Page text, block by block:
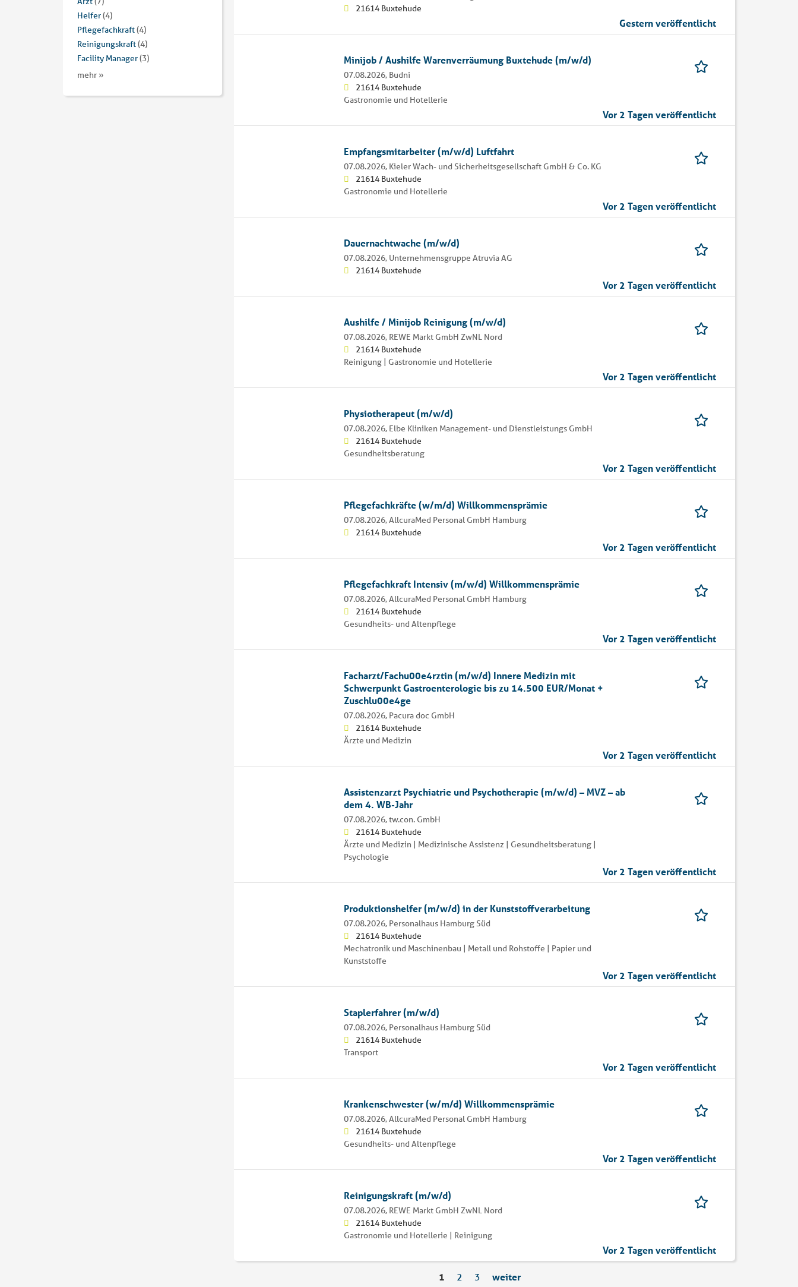
21614 Buxtehude
Gestern veröffentlicht
Minijob / Aushilfe Warenverräumung Buxtehude (m/w/d)
07.08.2026, Budni
21614 Buxtehude
Gastronomie und Hotellerie
Vor 2 Tagen veröffentlicht
Empfangsmitarbeiter (m/w/d) Luftfahrt
07.08.2026, Kieler Wach- und Sicherheitsgesellschaft GmbH & Co. KG
21614 Buxtehude
Gastronomie und Hotellerie
Vor 2 Tagen veröffentlicht
Dauernachtwache (m/w/d)
07.08.2026, Unternehmensgruppe Atruvia AG
21614 Buxtehude
Vor 2 Tagen veröffentlicht
Aushilfe / Minijob Reinigung (m/w/d)
07.08.2026, REWE Markt GmbH ZwNL Nord
21614 Buxtehude
Reinigung | Gastronomie und Hotellerie
Vor 2 Tagen veröffentlicht
Physiotherapeut (m/w/d)
07.08.2026, Elbe Kliniken Management- und Dienstleistungs GmbH
21614 Buxtehude
Gesundheitsberatung
Vor 2 Tagen veröffentlicht
Pflegefachkräfte (w/m/d) Willkommensprämie
07.08.2026,AllcuraMed Personal GmbH Hamburg
21614 Buxtehude
Vor 2 Tagen veröffentlicht
Pflegefachkraft Intensiv (m/w/d) Willkommensprämie
07.08.2026,AllcuraMed Personal GmbH Hamburg
21614 Buxtehude
Gesundheits- und Altenpflege
Vor 2 Tagen veröffentlicht
Facharzt/Fachu00e4rztin (m/w/d) Innere Medizin mit
Schwerpunkt Gastroenterologie bis zu 14.500 EUR/Monat +
Zuschlu00e4ge
07.08.2026, Pacura doc GmbH
21614 Buxtehude
Ärzte und Medizin
Vor 2 Tagen veröffentlicht
Assistenzarzt Psychiatrie und Psychotherapie (m/w/d) – MVZ – ab
dem 4. WB-Jahr
07.08.2026,tw.con. GmbH
21614 Buxtehude
Ärzte und Medizin | Medizinische Assistenz | Gesundheitsberatung |
Psychologie
Vor 2 Tagen veröffentlicht
Produktionshelfer (m/w/d) in der Kunststoffverarbeitung
07.08.2026, Personalhaus Hamburg Süd
21614 Buxtehude
Mechatronik und Maschinenbau | Metall und Rohstoffe | Papier und
Kunststoffe
Vor 2 Tagen veröffentlicht
Staplerfahrer (m/w/d)
07.08.2026, Personalhaus Hamburg Süd
21614 Buxtehude
Transport
Vor 2 Tagen veröffentlicht
Krankenschwester (w/m/d) Willkommensprämie
07.08.2026,AllcuraMed Personal GmbH Hamburg
21614 Buxtehude
Gesundheits- und Altenpflege
Vor 2 Tagen veröffentlicht
Reinigungskraft (m/w/d)
07.08.2026, REWE Markt GmbH ZwNL Nord
21614 Buxtehude
Gastronomie und Hotellerie | Reinigung
Vor 2 Tagen veröffentlicht
1 2 3 weiter
Helfer(4)
Pflegefachkraft(4)
Reinigungskraft(4)
Facility Manager(3)
mehr »